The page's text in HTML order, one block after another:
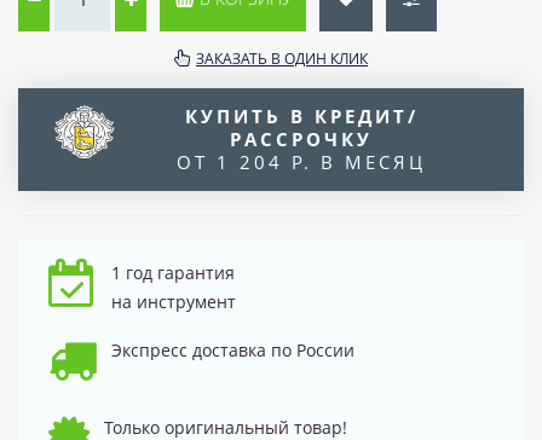
ЗАКАЗАТЬ В ОДИН КЛИК
КУПИТЬ В КРЕДИТ/
РАССРОЧКУ
ОТ 1 204 Р. В МЕСЯЦ
1 год гарантия
на инструмент
Экспресс доставка по России
Только оригинальный товар!